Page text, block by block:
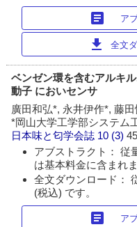
article ア
download 全文
ベンゼン環を含むアルキ
動子 においセンサ
廣田和弘*, 永井伊作*, 藤
*岡山大学工学部システム
日本味と匂学会誌 10 (3)
アブストラクト： 従
は基本料金に含まれま
全文ダウンロード：
(税込) です。
article ア